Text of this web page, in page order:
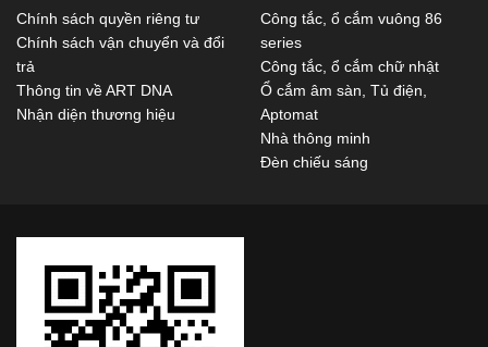
Chính sách quyền riêng tư
Chính sách vận chuyển và đổi
trả
Thông tin về ART DNA
Nhận diện thương hiệu
Công tắc, ổ cắm vuông 86
series
Công tắc, ổ cắm chữ nhật
Ổ cắm âm sàn, Tủ điện,
Aptomat
Nhà thông minh
Đèn chiếu sáng